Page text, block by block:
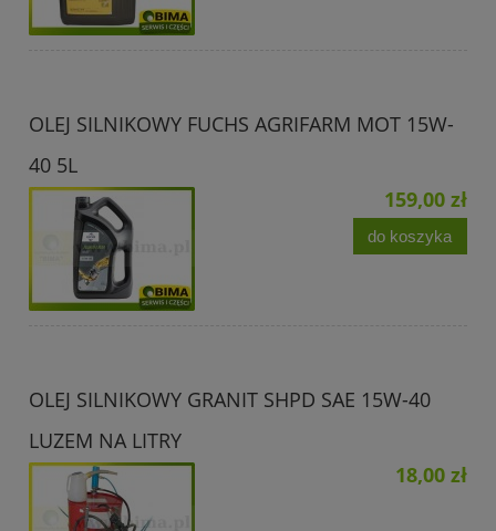
OLEJ SILNIKOWY FUCHS AGRIFARM MOT 15W-
40 5L
159,00 zł
do koszyka
OLEJ SILNIKOWY GRANIT SHPD SAE 15W-40
LUZEM NA LITRY
18,00 zł